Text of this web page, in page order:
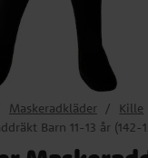
Maskeradkläder
Kille
Barn 11-13 år (142-